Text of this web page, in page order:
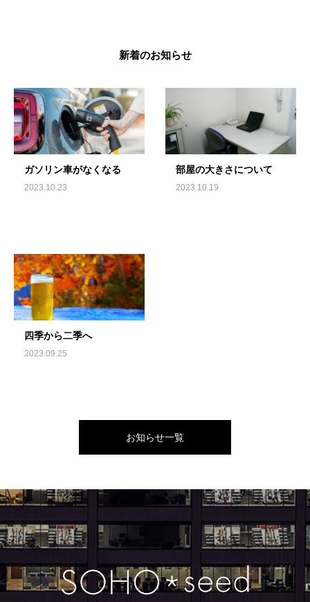
新着のお知らせ
ガソリン車がなくなる
2023.10.23
部屋の大きさについて
2023.10.19
四季から二季へ
2023.09.25
お知らせ一覧